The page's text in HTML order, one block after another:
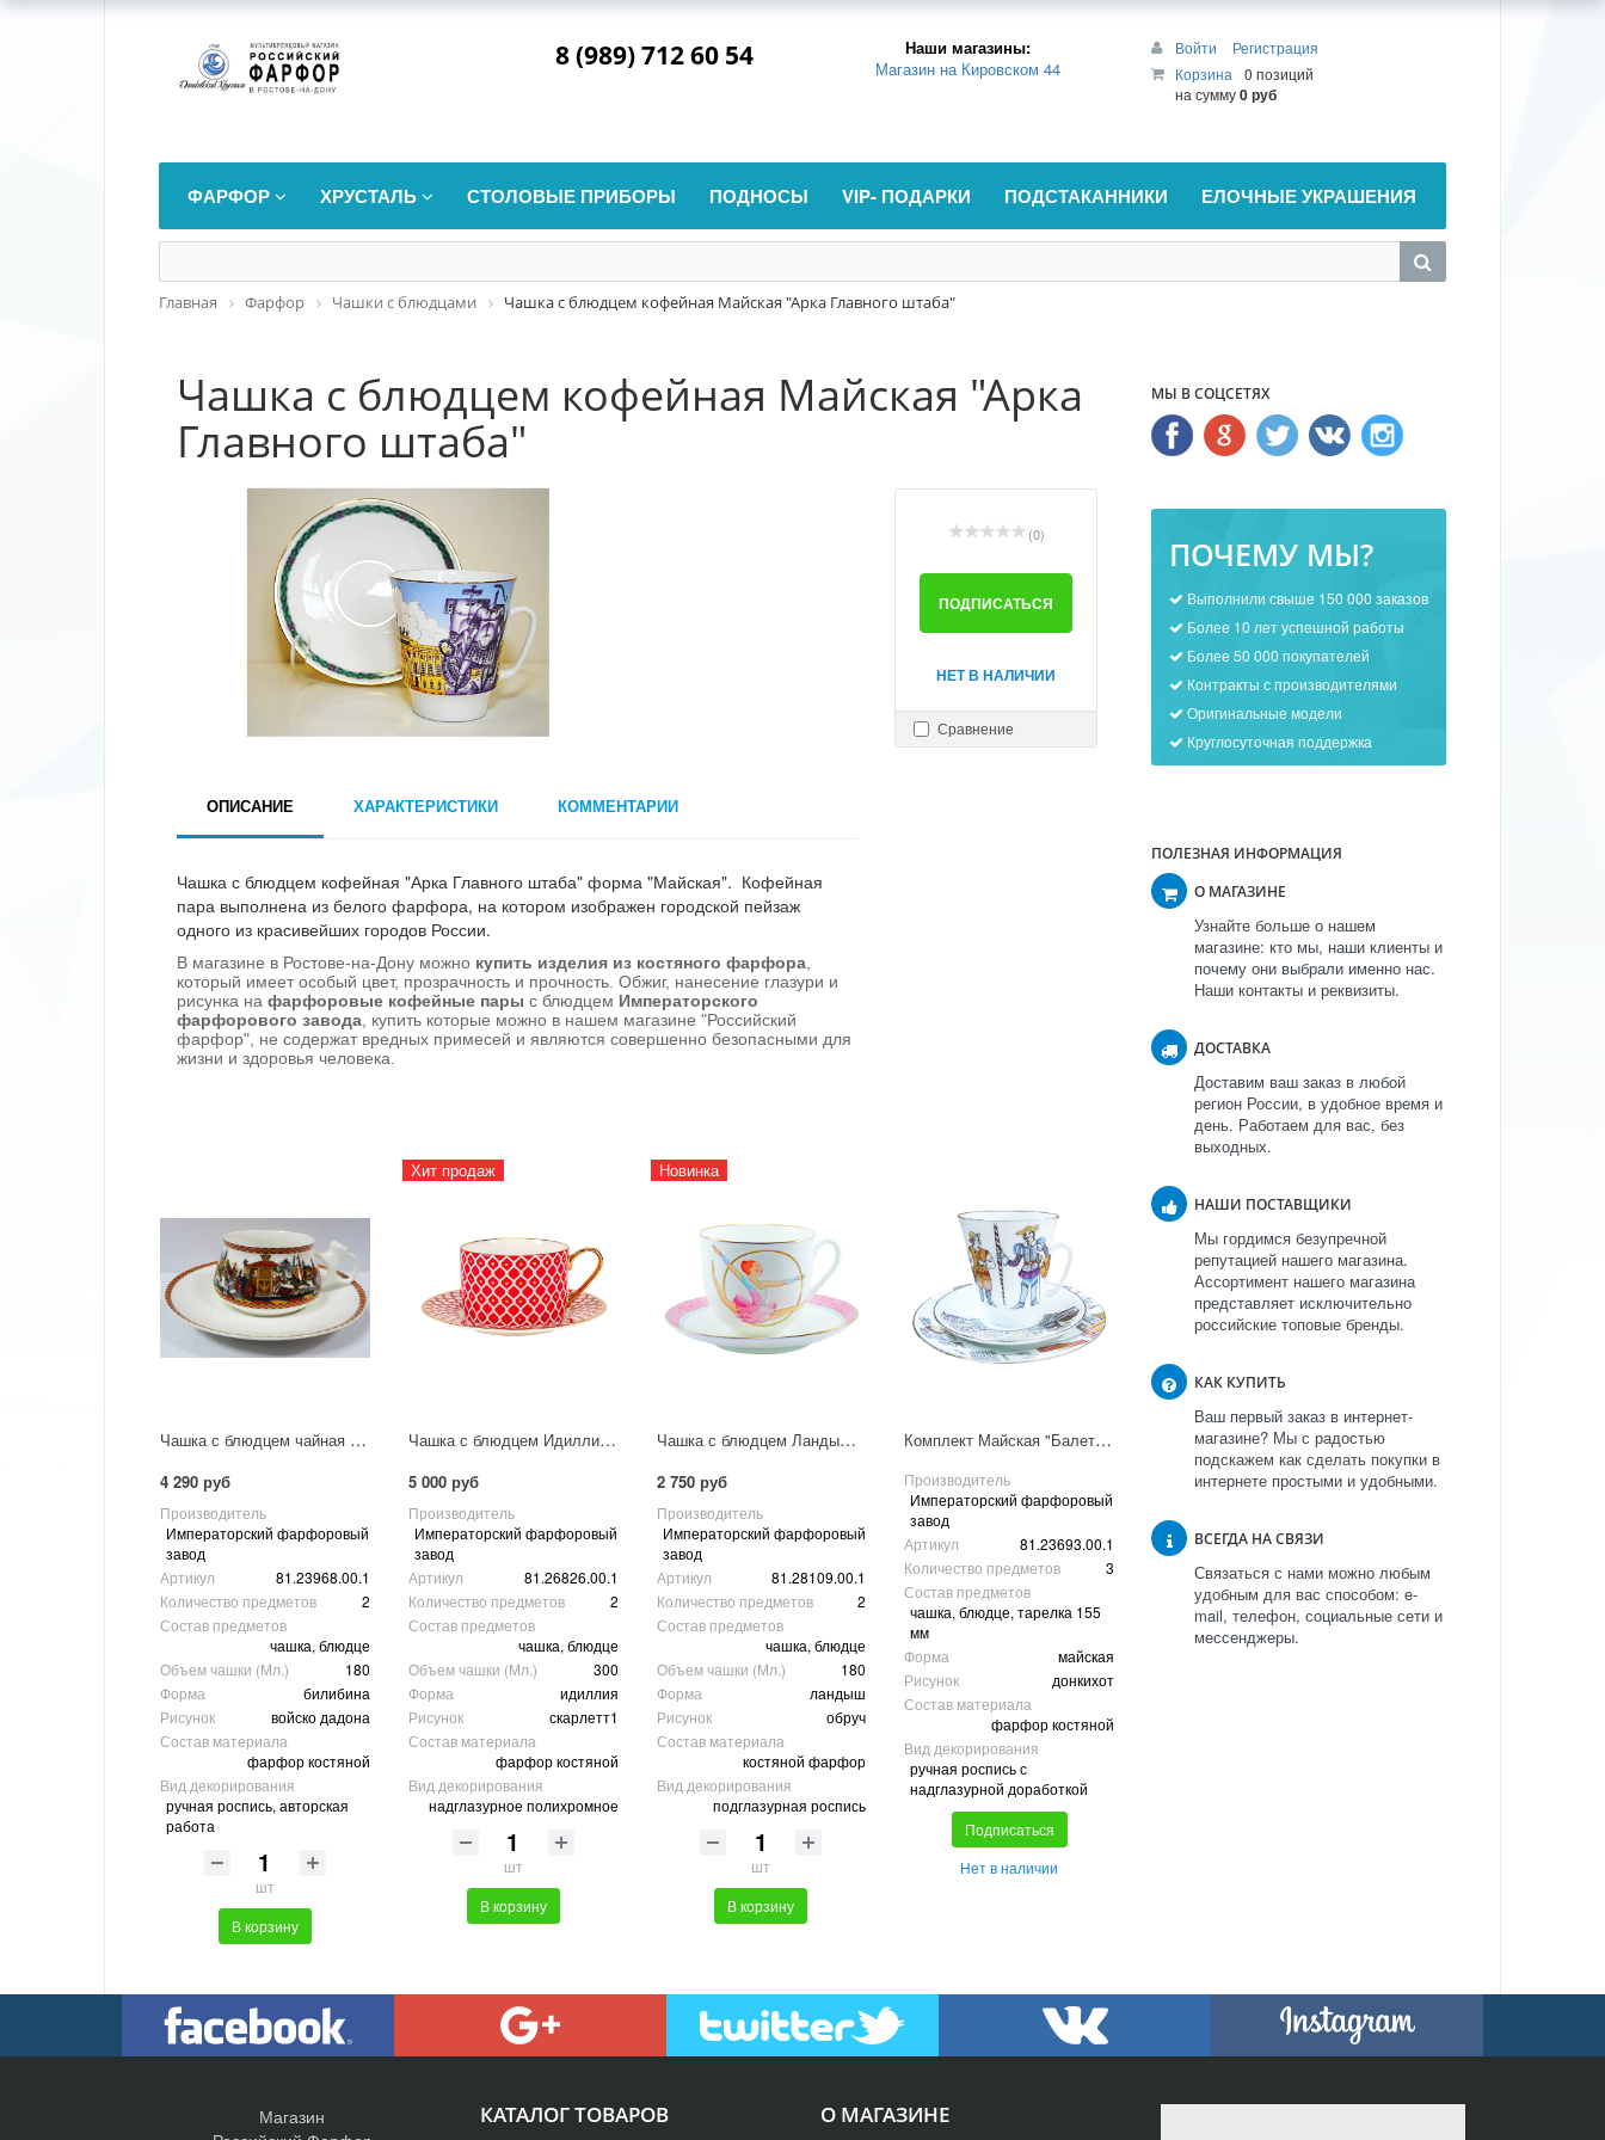
8 (989) 712 60 54
Наши магазины:
Магазин на Кировском 44
Войти
Регистрация
Корзина
0 позиций
на сумму0 руб
ФАРФОР ХРУСТАЛЬ СТОЛОВЫЕ ПРИБОРЫ ПОДНОСЫ VIP- ПОДАРКИ ПОДСТАКАННИКИ ЕЛОЧНЫЕ УКРАШЕНИЯ
Главная Фарфор Чашки с блюдцами Чашка с блюдцем кофейная Майская "Арка Главного штаба"
Чашка с блюдцем кофейная Майская "Арка
Главного штаба"
(0)
ПОДПИСАТЬСЯ
НЕТ В НАЛИЧИИ
Сравнение
ОПИСАНИЕ ХАРАКТЕРИСТИКИ КОММЕНТАРИИ
Чашка с блюдцем кофейная "Арка Главного штаба" форма "Майская". Кофейная
пара выполнена из белого фарфора, на котором изображен городской пейзаж
одного из красивейших городов России.
В магазине в Ростове-на-Дону можно купить изделия из костяного фарфора
который имеет особый цвет, прозрачность и прочность. Обжиг, нанесение глазури и
рисунка на фарфоровые кофейные пары с блюдцем Императорского
фарфорового завода , купить которые можно в нашем магазине "Российский
фарфор" , не содержат вредных примесей и являются совершенно безопасными для
жизни и здоровья человека.
Чашка с блюдцем чайная Билибина "Войско Дадона"
4 290 руб
Производитель
Императорский фарфоровый
завод
Артикул
81.23968.00.1
Количество предметов
2
Состав предметов
чашка, блюдце
Объем чашки (Мл.)
180
Форма
билибина
Рисунок
войско дадона
Состав материала
фарфор костяной
Вид декорирования
ручная роспись, авторская
работа
шт
В корзину
Хит продаж
Чашка с блюдцем Идиллия "Скарлетт 1"
5 000 руб
Производитель
Императорский фарфоровый
завод
Артикул
81.26826.00.1
Количество предметов
2
Состав предметов
чашка, блюдце
Объем чашки (Мл.)
300
Форма
идиллия
Рисунок
скарлетт1
Состав материала
фарфор костяной
Вид декорирования
надглазурное полихромное
шт
В корзину
Новинка
Чашка с блюдцем Ландыш "Обруч"
2 750 руб
Производитель
Императорский фарфоровый
завод
Артикул
81.28109.00.1
Количество предметов
2
Состав предметов
чашка, блюдце
Объем чашки (Мл.)
180
Форма
ландыш
Рисунок
обруч
Состав материала
костяной фарфор
Вид декорирования
подглазурная роспись
шт
В корзину
Комплект Майская "Балет Дон Кихот" (из 3-х предметов)
Производитель
Императорский фарфоровый
завод
Артикул
81.23693.00.1
Количество предметов
3
Состав предметов
чашка, блюдце, тарелка 155
мм
Форма
майская
Рисунок
донкихот
Состав материала
фарфор костяной
Вид декорирования
ручная роспись с
надглазурной доработкой
Подписаться
Нет в наличии
МЫ В СОЦСЕТЯХ
ПОЧЕМУ МЫ?
Выполнили свыше 150 000 заказов
Более 10 лет успешной работы
Более 50 000 покупателей
Контракты с производителями
Оригинальные модели
Круглосуточная поддержка
ПОЛЕЗНАЯ ИНФОРМАЦИЯ
О МАГАЗИНЕ
Узнайте больше о нашем
магазине: кто мы, наши клиенты и
почему они выбрали именно нас.
Наши контакты и реквизиты.
ДОСТАВКА
Доставим ваш заказ в любой
регион России, в удобное время и
день. Работаем для вас, без
выходных.
НАШИ ПОСТАВЩИКИ
Мы гордимся безупречной
репутацией нашего магазина.
Ассортимент нашего магазина
представляет исключительно
российские топовые бренды.
КАК КУПИТЬ
Ваш первый заказ в интернет-
магазине? Мы с радостью
подскажем как сделать покупки в
интернете простыми и удобными.
ВСЕГДА НА СВЯЗИ
Связаться с нами можно любым
удобным для вас способом: e-
mail, телефон, социальные сети и
мессенджеры.
О МАГАЗИНЕ
КАТАЛОГ ТОВАРОВ
Магазин